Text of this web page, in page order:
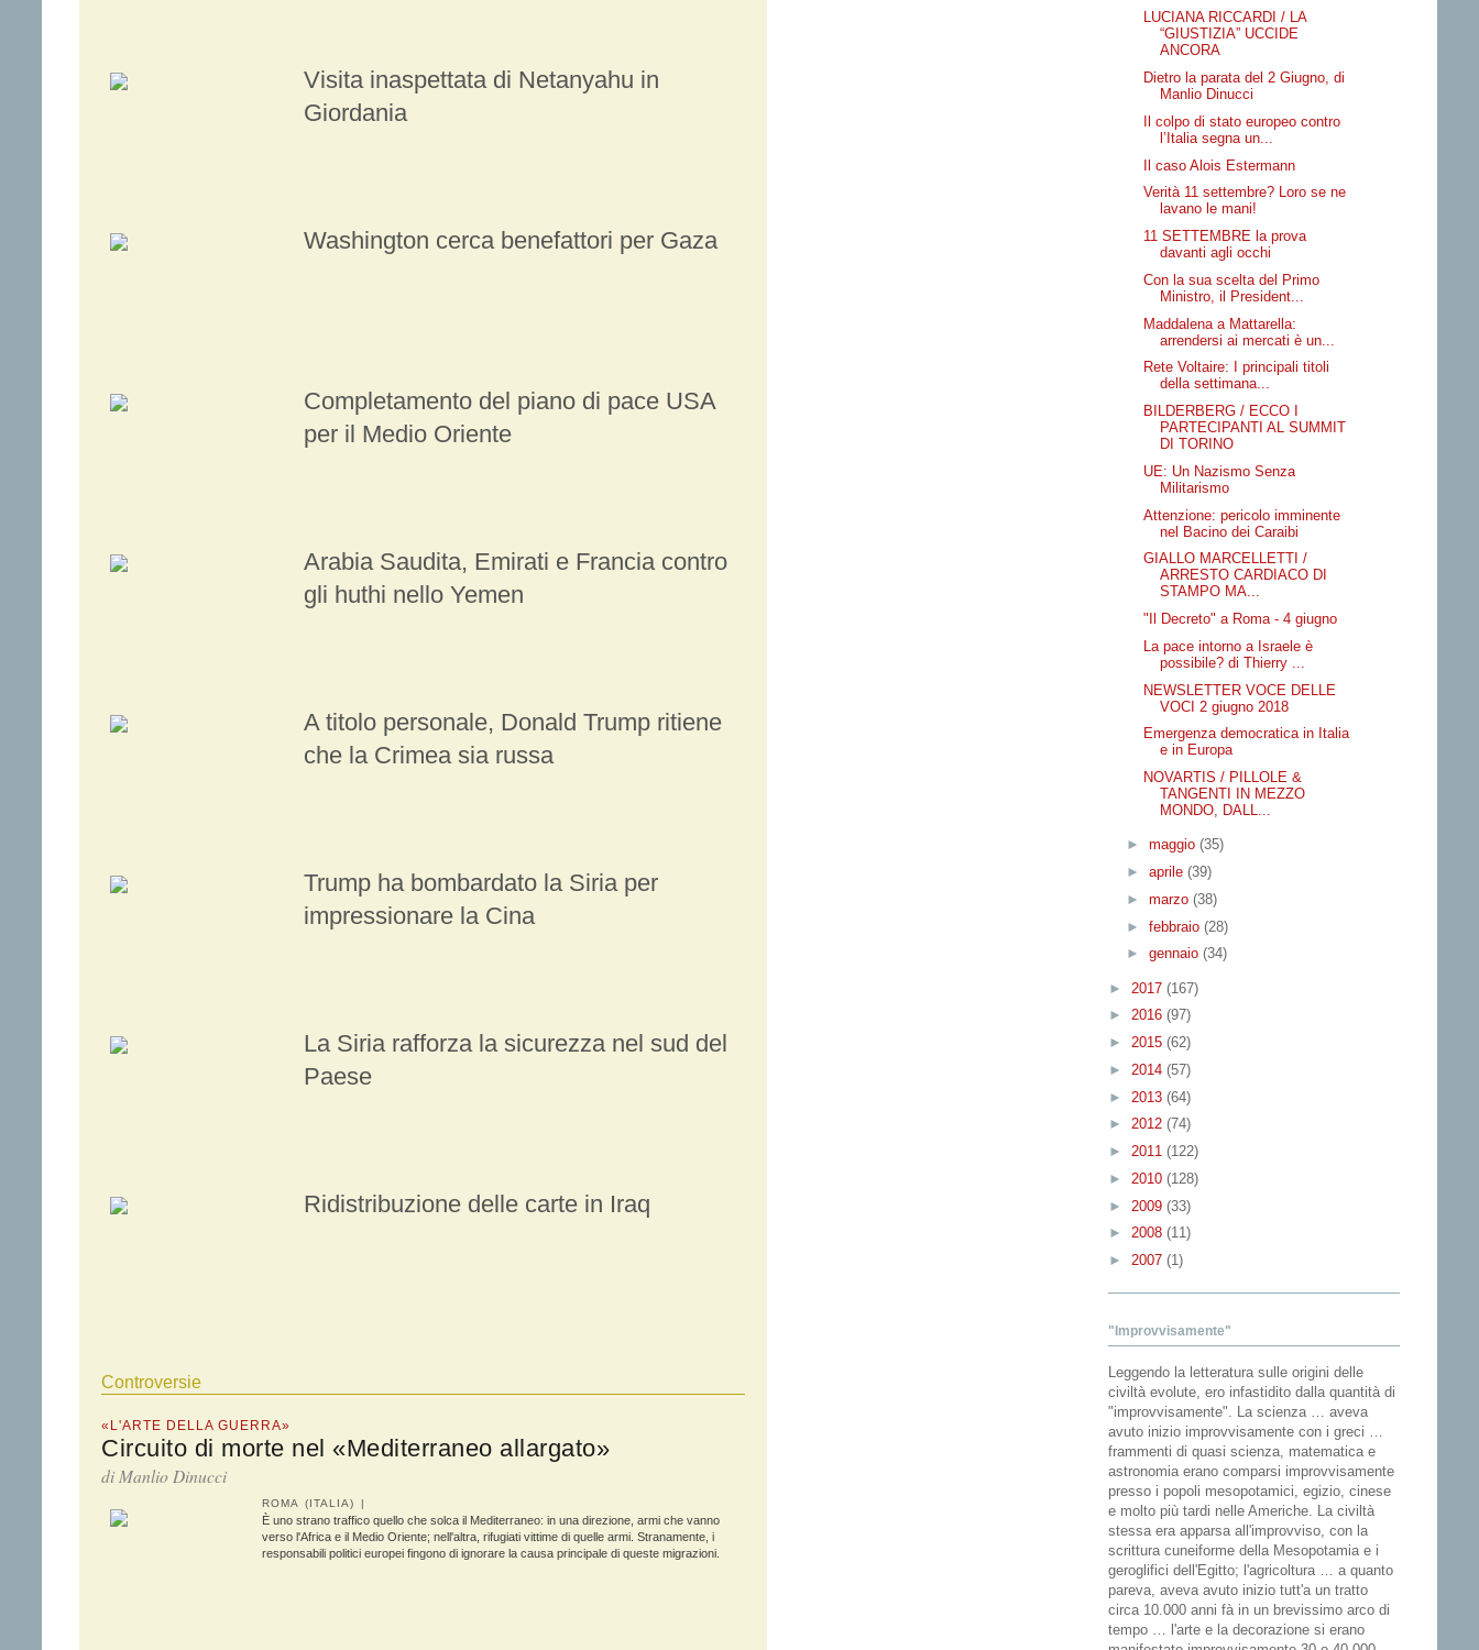
Visita inaspettata di Netanyahu in
Giordania
Washington cerca benefattori per Gaza
Completamento del piano di pace USA
per il Medio Oriente
Arabia Saudita, Emirati e Francia contro
gli huthi nello Yemen
A titolo personale, Donald Trump ritiene
che la Crimea sia russa
Trump ha bombardato la Siria per
impressionare la Cina
La Siria rafforza la sicurezza nel sud del
Paese
Ridistribuzione delle carte in Iraq
Controversie
«L'ARTE DELLA GUERRA»
Circuito di morte nel «Mediterraneo allargato»
di Manlio Dinucci
ROMA (ITALIA) |
È uno strano traffico quello che solca il Mediterraneo: in una direzione, armi che vanno
verso l'Africa e il Medio Oriente; nell'altra, rifugiati vittime di quelle armi. Stranamente, i
responsabili politici europei fingono di ignorare la causa principale di queste migrazioni.
LUCIANA RICCARDI / LA
“GIUSTIZIA” UCCIDE
ANCORA
Dietro la parata del 2 Giugno, di
Manlio Dinucci
Il colpo di stato europeo contro
l’Italia segna un...
Il caso Alois Estermann
Verità 11 settembre? Loro se ne
lavano le mani!
11 SETTEMBRE la prova
davanti agli occhi
Con la sua scelta del Primo
Ministro, il President...
Maddalena a Mattarella:
arrendersi ai mercati è un...
Rete Voltaire: I principali titoli
della settimana...
BILDERBERG / ECCO I
PARTECIPANTI AL SUMMIT
DI TORINO
UE: Un Nazismo Senza
Militarismo
Attenzione: pericolo imminente
nel Bacino dei Caraibi
GIALLO MARCELLETTI /
ARRESTO CARDIACO DI
STAMPO MA...
"Il Decreto" a Roma - 4 giugno
La pace intorno a Israele è
possibile? di Thierry ...
NEWSLETTER VOCE DELLE
VOCI 2 giugno 2018
Emergenza democratica in Italia
e in Europa
NOVARTIS / PILLOLE &
TANGENTI IN MEZZO
MONDO, DALL...
► maggio (35)
► aprile (39)
► marzo (38)
► febbraio (28)
► gennaio (34)
► 2017 (167)
► 2016 (97)
► 2015 (62)
► 2014 (57)
► 2013 (64)
► 2012 (74)
► 2011 (122)
► 2010 (128)
► 2009 (33)
► 2008 (11)
► 2007 (1)
"Improvvisamente"
Leggendo la letteratura sulle origini delle
civiltà evolute, ero infastidito dalla quantità di
"improvvisamente". La scienza … aveva
avuto inizio improvvisamente con i greci …
frammenti di quasi scienza, matematica e
astronomia erano comparsi improvvisamente
presso i popoli mesopotamici, egizio, cinese
e molto più tardi nelle Americhe. La civiltà
stessa era apparsa all'improvviso, con la
scrittura cuneiforme della Mesopotamia e i
geroglifici dell'Egitto; l'agricoltura … a quanto
pareva, aveva avuto inizio tutt'a un tratto
circa 10.000 anni fà in un brevissimo arco di
tempo … l'arte e la decorazione si erano